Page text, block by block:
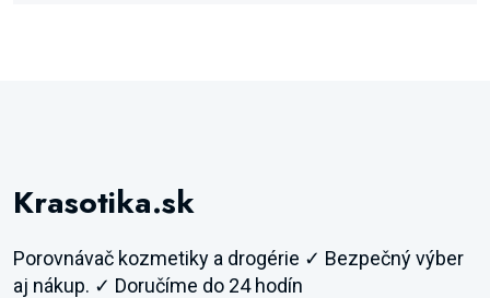
Krasotika.sk
Porovnávač kozmetiky a drogérie ✓ Bezpečný výber
aj nákup. ✓ Doručíme do 24 hodín